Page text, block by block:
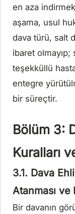
en aza
aşama, usul
dava türü, salt
ibaret
teşekküllü
entegre
bir süreçtir.
Bölüm 3:
Kuralları
3.1. Dava
Atanması
Bir davanın